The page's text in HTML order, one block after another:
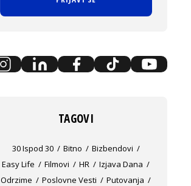
TAGOVI
30 Ispod 30 Bitno
Bizbendovi
Easy Life
Filmovi HR
Izjava Dana
Odrzime
Poslovne Vesti
Putovanja